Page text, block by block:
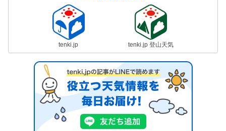
tenki.jp tenki.jp 登山天気